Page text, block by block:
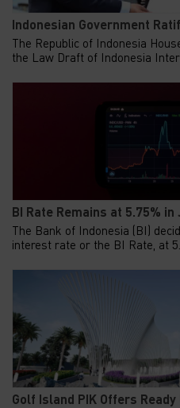
Indonesian Government
The Republic of Indonesia
the Law Draft of Indonesia
BI Rate Remains at 5.75% in
The Bank of Indonesia (BI)
interest rate or the BI Rate, at
Golf Island PIK Offers